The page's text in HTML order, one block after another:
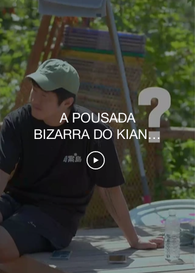
A POUSADA
BIZARRA DO KIAN84
- EP.2 (DUBLADO)